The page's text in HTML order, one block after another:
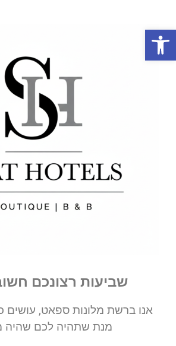
פתח סרגל נגישות
שביעות רצונכם
אנו ברשת מלונות ספאט, עושים
מנת שתהיה לכם שהיה